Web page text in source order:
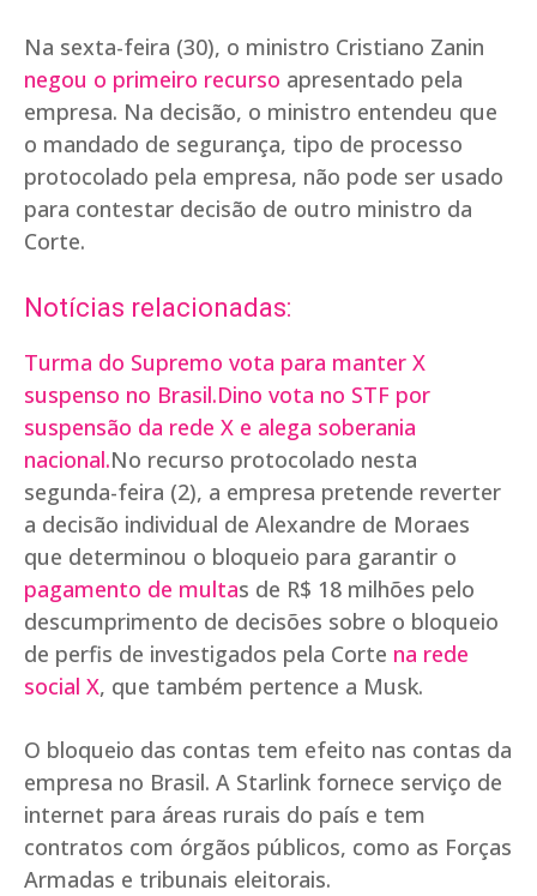
Na sexta-feira (30), o ministro Cristiano Zanin
negou o primeiro recurso apresentado pela
empresa. Na decisão, o ministro entendeu que
o mandado de segurança, tipo de processo
protocolado pela empresa, não pode ser usado
para contestar decisão de outro ministro da
Corte.
Notícias relacionadas:
Turma do Supremo vota para manter X
suspenso no Brasil.Dino vota no STF por
suspensão da rede X e alega soberania
nacional.No recurso protocolado nesta
segunda-feira (2), a empresa pretende reverter
a decisão individual de Alexandre de Moraes
que determinou o bloqueio para garantir o
pagamento de multas de R$ 18 milhões pelo
descumprimento de decisões sobre o bloqueio
de perfis de investigados pela Corte na rede
social X, que também pertence a Musk.
O bloqueio das contas tem efeito nas contas da
empresa no Brasil. A Starlink fornece serviço de
internet para áreas rurais do país e tem
contratos com órgãos públicos, como as Forças
Armadas e tribunais eleitorais.